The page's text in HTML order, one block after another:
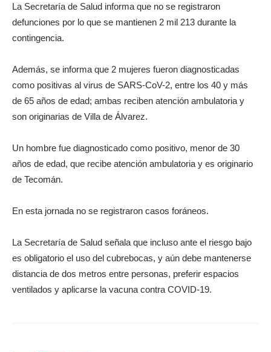
La Secretaría de Salud informa que no se registraron
defunciones por lo que se mantienen 2 mil 213 durante la
contingencia.
Además, se informa que 2 mujeres fueron diagnosticadas
como positivas al virus de SARS-CoV-2, entre los 40 y más
de 65 años de edad; ambas reciben atención ambulatoria y
son originarias de Villa de Álvarez.
Un hombre fue diagnosticado como positivo, menor de 30
años de edad, que recibe atención ambulatoria y es originario
de Tecomán.
En esta jornada no se registraron casos foráneos.
La Secretaría de Salud señala que incluso ante el riesgo bajo
es obligatorio el uso del cubrebocas, y aún debe mantenerse
distancia de dos metros entre personas, preferir espacios
ventilados y aplicarse la vacuna contra COVID-19.